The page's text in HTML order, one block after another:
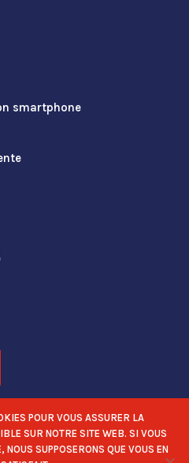
smartphone
POUR VOUS ASSURER LA
SUR NOTRE SITE WEB. SI VOUS
SUPPOSERONS QUE VOUS EN